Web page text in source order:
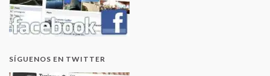
SÍGUENOS EN TWITTER